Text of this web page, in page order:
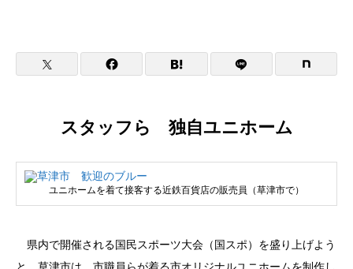
スタッフら 独自ユニホーム
ユニホームを着て接客する近鉄百貨店の販売員（草津市で）
県内で開催される国民スポーツ大会（国スポ）を盛り上げよう
と、草津市は、市職員らが着る市オリジナルユニホームを制作し